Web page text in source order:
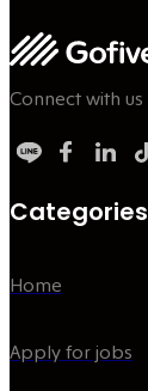
Connect with us
Categories
Home
Apply for jobs